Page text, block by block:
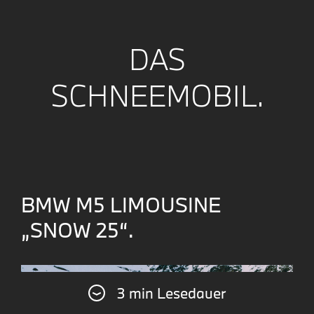
3 min Lesedauer
DAS
SCHNEEMOBIL.
BMW M5 LIMOUSINE
„SNOW 25“.